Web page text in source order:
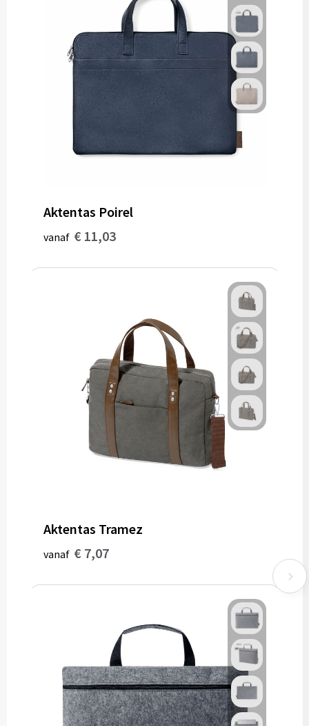
Persoonlijke verzorging
Zonnebrillen
Verpakkingen
Aktentas Poirel
vanaf € 11,03
Aktentas Tramez
vanaf € 7,07